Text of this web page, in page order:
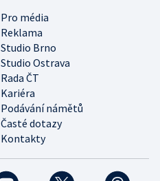
Pro média
Reklama
Studio Brno
Studio Ostrava
Rada ČT
Kariéra
Podávání námětů
Časté dotazy
Kontakty